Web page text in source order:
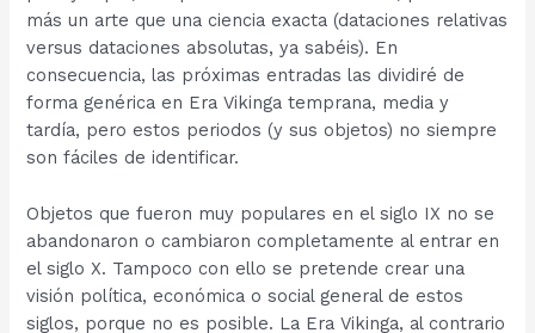
más un arte que una ciencia exacta (dataciones relativas
versus dataciones absolutas, ya sabéis). En
consecuencia, las próximas entradas las dividiré de
forma genérica en Era Vikinga temprana, media y
tardía, pero estos periodos (y sus objetos) no siempre
son fáciles de identificar.
Objetos que fueron muy populares en el siglo IX no se
abandonaron o cambiaron completamente al entrar en
el siglo X. Tampoco con ello se pretende crear una
visión política, económica o social general de estos
siglos, porque no es posible. La Era Vikinga, al contrario